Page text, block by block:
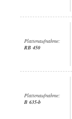
Plattenaufnahme:
RB 450
Plattenaufnahme:
B 635-b